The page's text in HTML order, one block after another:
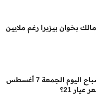
بخوان بيزيرا رغم ملايين
أسعار الذهب صباح اليوم الجمعة 7 أغسطس